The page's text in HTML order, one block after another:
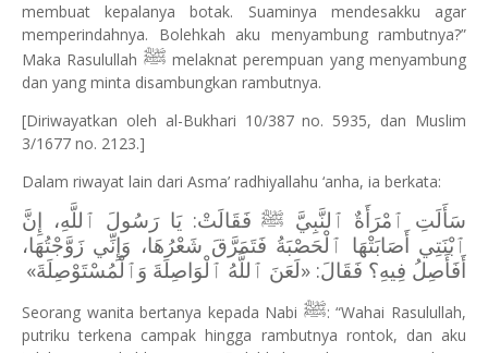
membuat kepalanya botak. Suaminya mendesakku agar
memperindahnya. Bolehkah aku menyambung rambutnya?”
Maka Rasulullah ﷺ melaknat perempuan yang menyambung
dan yang minta disambungkan rambutnya.
[Diriwayatkan oleh al-Bukhari 10/387 no. 5935, dan Muslim
3/1677 no. 2123.]
Dalam riwayat lain dari Asma’ radhiyallahu ‘anha, ia berkata:
سَأَلَتِ ٱمْرَأَةٌ ٱلنَّبِيَّ ﷺ فَقَالَتْ: يَا رَسُولَ ٱللَّهِ، إِنَّ
ٱبْنَتِي أَصَابَتْهَا ٱلْحَصْبَةُ فَتَمَرَّقَ شَعْرُهَا، وَإِنِّي زَوَّجْتُهَا،
أَفَأَصِلُ فِيهِ؟ فَقَالَ: «لَعَنَ ٱللَّهُ ٱلْوَاصِلَةَ وَٱلْمُسْتَوْصِلَةَ»
Seorang wanita bertanya kepada Nabi ﷺ: “Wahai Rasulullah,
putriku terkena campak hingga rambutnya rontok, dan aku